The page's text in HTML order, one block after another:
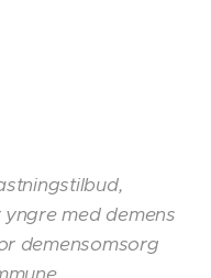
med demens
demensomsorg